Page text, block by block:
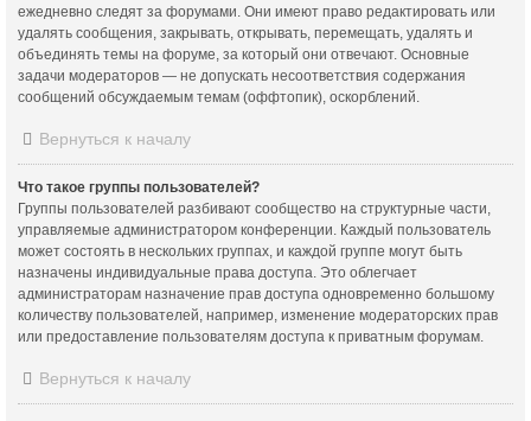
ежедневно следят за форумами. Они имеют право редактировать или
удалять сообщения, закрывать, открывать, перемещать, удалять и
объединять темы на форуме, за который они отвечают. Основные
задачи модераторов — не допускать несоответствия содержания
сообщений обсуждаемым темам (оффтопик), оскорблений.
Вернуться к началу
Что такое группы пользователей?
Группы пользователей разбивают сообщество на структурные части,
управляемые администратором конференции. Каждый пользователь
может состоять в нескольких группах, и каждой группе могут быть
назначены индивидуальные права доступа. Это облегчает
администраторам назначение прав доступа одновременно большому
количеству пользователей, например, изменение модераторских прав
или предоставление пользователям доступа к приватным форумам.
Вернуться к началу